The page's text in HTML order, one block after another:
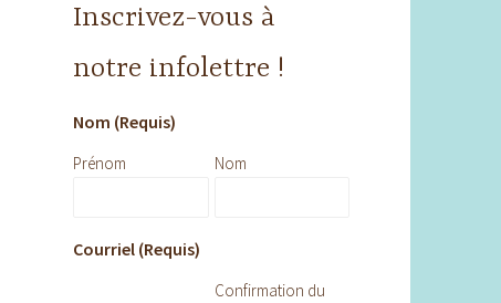
Inscrivez-vous à
notre infolettre !
Nom (Requis)
Prénom Nom
Courriel (Requis)
Confirmation du